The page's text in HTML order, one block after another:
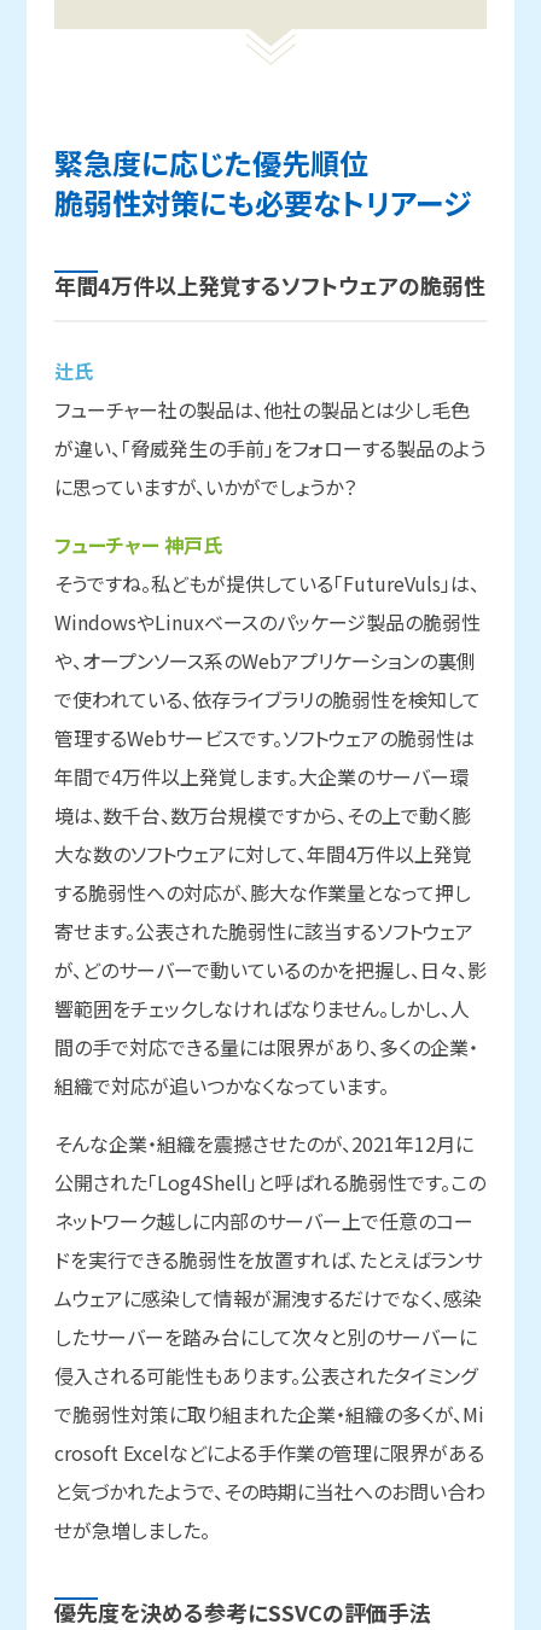
緊急度に応じた優先順位
脆弱性対策にも必要なトリアージ
年間4万件以上発覚するソフトウェアの脆弱性
辻氏
フューチャー社の製品は、他社の製品とは少し毛色
が違い、「脅威発生の手前」をフォローする製品のよう
に思っていますが、いかがでしょうか？
フューチャー 神戸氏
そうですね。私どもが提供している「FutureVuls」は、
WindowsやLinuxベースのパッケージ製品の脆弱性
や、オープンソース系のWebアプリケーションの裏側
で使われている、依存ライブラリの脆弱性を検知して
管理するWebサービスです。ソフトウェアの脆弱性は
年間で4万件以上発覚します。大企業のサーバー環
境は、数千台、数万台規模ですから、その上で動く膨
大な数のソフトウェアに対して、年間4万件以上発覚
する脆弱性への対応が、膨大な作業量となって押し
寄せます。公表された脆弱性に該当するソフトウェア
が、どのサーバーで動いているのかを把握し、日々、影
響範囲をチェックしなければなりません。しかし、人
間の手で対応できる量には限界があり、多くの企業・
組織で対応が追いつかなくなっています。
そんな企業・組織を震撼させたのが、2021年12月に
公開された「Log4Shell」と呼ばれる脆弱性です。この
ネットワーク越しに内部のサーバー上で任意のコー
ドを実行できる脆弱性を放置すれば、たとえばランサ
ムウェアに感染して情報が漏洩するだけでなく、感染
したサーバーを踏み台にして次々と別のサーバーに
侵入される可能性もあります。公表されたタイミング
で脆弱性対策に取り組まれた企業・組織の多くが、Mi
crosoft Excelなどによる手作業の管理に限界がある
と気づかれたようで、その時期に当社へのお問い合わ
せが急増しました。
優先度を決める参考にSSVCの評価手法